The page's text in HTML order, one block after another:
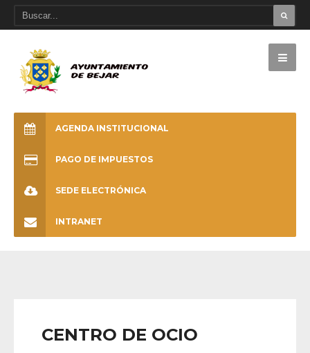
AGENDA INSTITUCIONAL
PAGO DE IMPUESTOS
SEDE ELECTRÓNICA
INTRANET
CENTRO DE OCIO